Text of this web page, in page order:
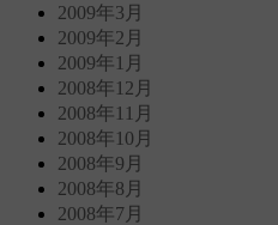
2009年3月
2009年2月
2009年1月
2008年12月
2008年11月
2008年10月
2008年9月
2008年8月
2008年7月